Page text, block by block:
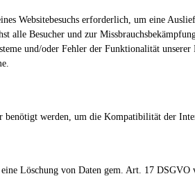
Websitebesuchs erforderlich, um eine
Besucher und zur
und/oder Fehler der Funktionalität
werden, um die Kompatibilität der
Löschung von Daten gem. Art. 17